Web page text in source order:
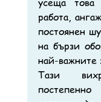
работа,
постоянен
на бързи
най-важните
Тази